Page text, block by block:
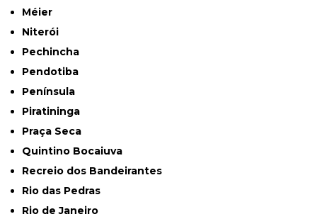
Méier
Niterói
Pechincha
Pendotiba
Península
Piratininga
Praça Seca
Quintino Bocaiuva
Recreio dos Bandeirantes
Rio das Pedras
Rio de Janeiro